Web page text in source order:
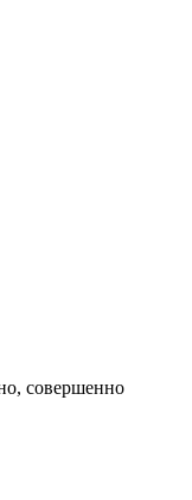
совершенно